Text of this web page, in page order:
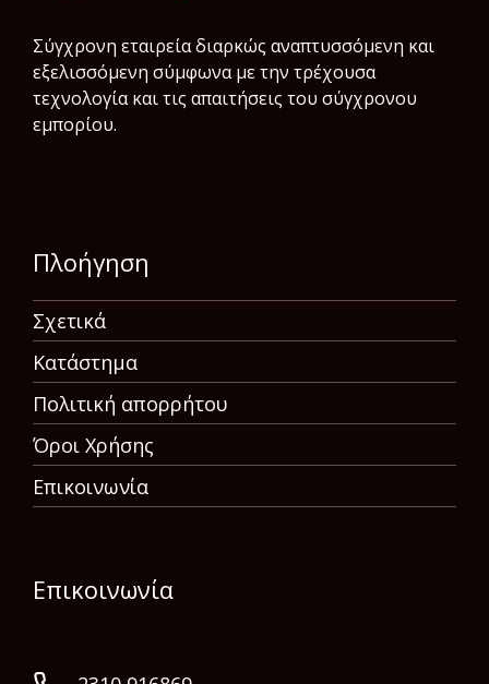
Σύγχρονη εταιρεία διαρκώς αναπτυσσόμενη και
εξελισσόμενη σύμφωνα µε την τρέχουσα
τεχνολογία και τις απαιτήσεις του σύγχρονου
εμπορίου.
Πλοήγηση
Σχετικά
Κατάστημα
Πολιτική απορρήτου
Όροι Χρήσης
Επικοινωνία
Επικοινωνία